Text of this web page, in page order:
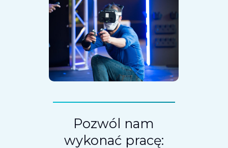
Pozwól nam
wykonać pracę: